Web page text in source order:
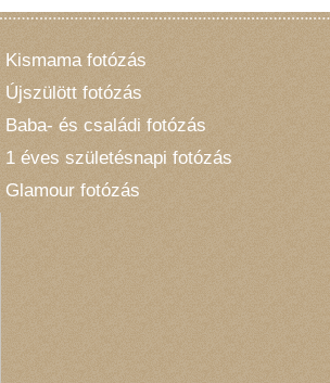
Kismama fotózás
Újszülött fotózás
Baba- és családi fotózás
1 éves születésnapi fotózás
Glamour fotózás